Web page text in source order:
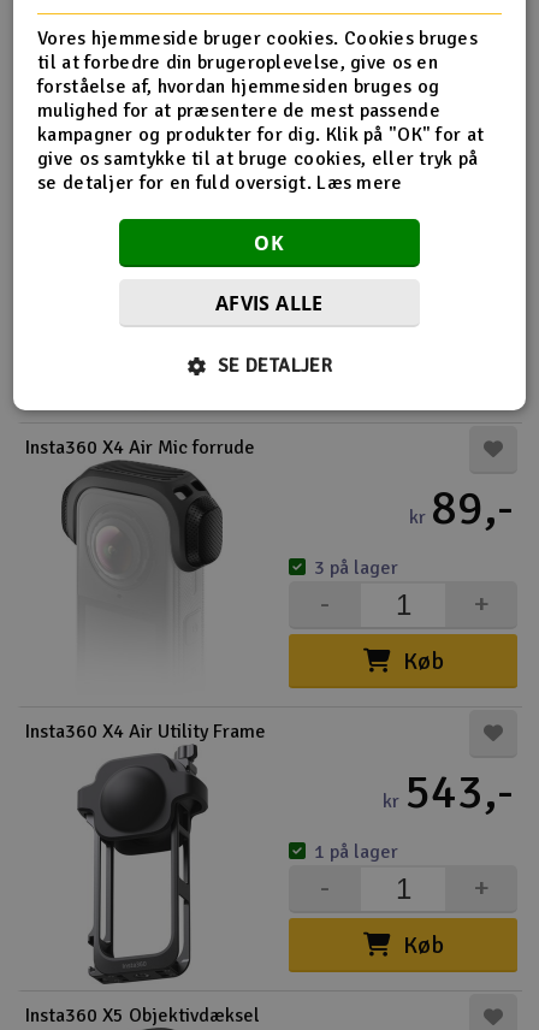
Køb
+
-
Insta360 Selfie-stang i udvidet udgave
645,-
-
Insta360 X4 Air Mic forrude
kr 89,-
Køb
+
-
3 på lager
Insta360 X4 Air Utility Frame
kr 543,-
Køb
+
-
1 på lager
Insta360 X5 Objektivdæksel
Vores hjemmeside bruger cookies. Cookies bruges
til at forbedre din brugeroplevelse, give os en
forståelse af, hvordan hjemmesiden bruges og
mulighed for at præsentere de mest passende
kampagner og produkter for dig. Klik på "OK" for at
give os samtykke til at bruge cookies, eller tryk på
se detaljer for en fuld oversigt. Læs mere
OK
AFVIS ALLE
SE DETALJER